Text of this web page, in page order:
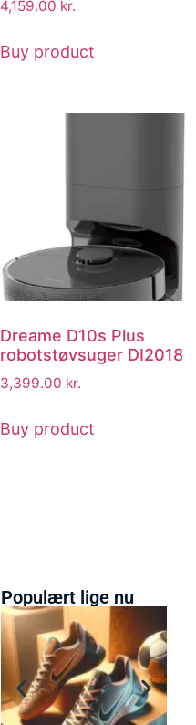
4,159.00 kr.
Buy product
Dreame D10s Plus
robotstøvsuger DI2018
3,399.00 kr.
Buy product
Populært lige nu